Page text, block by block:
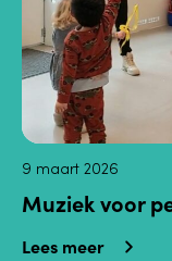
9 maart 2026
Muziek voor
Lees meer